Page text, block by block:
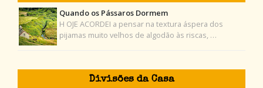
Quando os Pássaros Dormem
H OJE ACORDEI a pensar na textura áspera dos
pijamas muito velhos de algodão às riscas, …
Divisões da Casa